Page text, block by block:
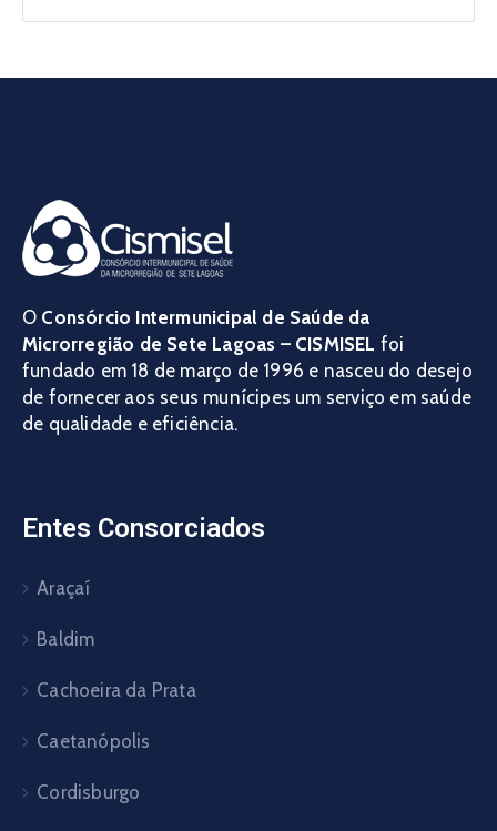
O Consórcio Intermunicipal de Saúde da
Microrregião de Sete Lagoas – CISMISEL foi
fundado em 18 de março de 1996 e nasceu do desejo
de fornecer aos seus munícipes um serviço em saúde
de qualidade e eficiência.
Entes Consorciados
Araçaí
Baldim
Cachoeira da Prata
Caetanópolis
Cordisburgo